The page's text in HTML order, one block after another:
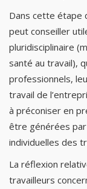
Dans cette étape
peut conseiller
pluridisciplinaire
santé au travail),
professionnels,
travail de
à préconiser en
être générées
individuelles des
La réflexion
travailleurs